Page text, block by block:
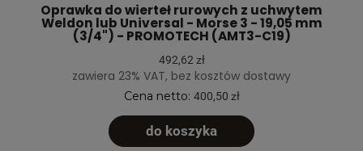
Oprawka do wierteł rurowych z uchwytem
Weldon lub Universal - Morse 3 - 19,05 mm
(3/4") - PROMOTECH (AMT3-C19)
492,62 zł
zawiera 23% VAT, bez kosztów dostawy
Cena netto: 400,50 zł
do koszyka